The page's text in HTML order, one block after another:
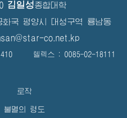
김일성종합대학
화국 평양시 대성구역 룡남동
co.net.kp
텔렉스 : 0085-02-18111
로작
불멸의 령도